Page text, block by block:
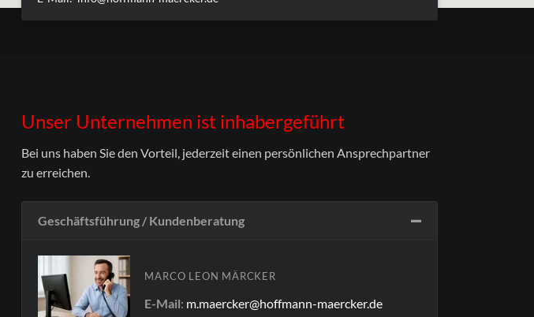
Unser Unternehmen ist inhabergeführt
Bei uns haben Sie den Vorteil, jederzeit einen persönlichen Ansprechpartner
zu erreichen.
Geschäftsführung / Kundenberatung
MARCO LEON MÄRCKER
E-Mail: m.maercker@hoffmann-maercker.de